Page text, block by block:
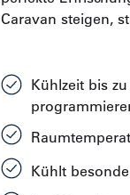
Caravan steigen,
Kühlzeit bis
Kühlt